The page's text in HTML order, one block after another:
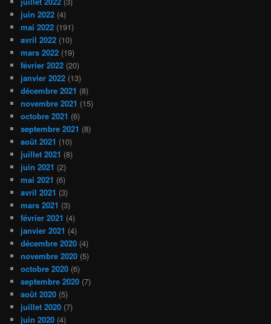
juin 2022 (4)
mai 2022 (191)
avril 2022 (10)
mars 2022 (19)
février 2022 (20)
janvier 2022 (13)
décembre 2021 (8)
novembre 2021 (15)
octobre 2021 (6)
septembre 2021 (8)
août 2021 (10)
juillet 2021 (8)
juin 2021 (2)
mai 2021 (6)
avril 2021 (3)
mars 2021 (3)
février 2021 (4)
janvier 2021 (4)
décembre 2020 (4)
novembre 2020 (5)
octobre 2020 (6)
septembre 2020 (7)
août 2020 (5)
juillet 2020 (7)
juin 2020 (4)